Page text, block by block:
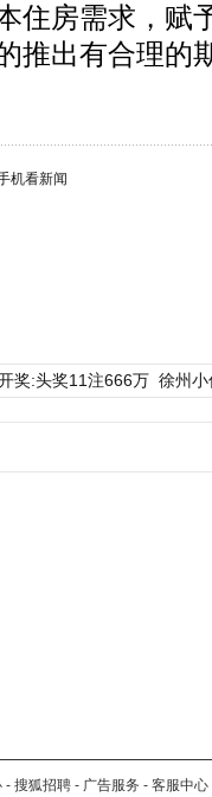
住房需求，赋
推出有合理的
机看新闻
奖:头奖11注666万 徐州
- 搜狐招聘 - 广告服务 - 客服中心